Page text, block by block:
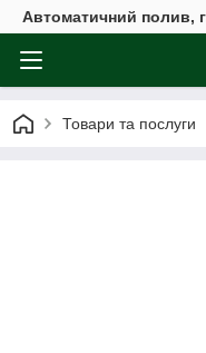
Автоматичний полив,
Товари та послуги